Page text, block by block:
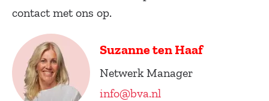
contact met ons op.
Suzanne ten Haaf
Netwerk Manager
info@bva.nl